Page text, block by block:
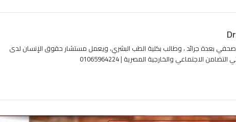
بعدة جرائد ، وطالب بكلية الطب البشري، ويعمل مستشار حقوق الإنسان لدى
الاجتماعي والخارجية المصرية | 01065964224